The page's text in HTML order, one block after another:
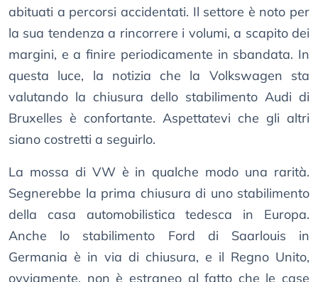
abituati a percorsi accidentati. Il settore è noto per
la sua tendenza a rincorrere i volumi, a scapito dei
margini, e a finire periodicamente in sbandata. In
questa luce, la notizia che la Volkswagen sta
valutando la chiusura dello stabilimento Audi di
Bruxelles è confortante. Aspettatevi che gli altri
siano costretti a seguirlo.
La mossa di VW è in qualche modo una rarità.
Segnerebbe la prima chiusura di uno stabilimento
della casa automobilistica tedesca in Europa.
Anche lo stabilimento Ford di Saarlouis in
Germania è in via di chiusura, e il Regno Unito,
ovviamente, non è estraneo al fatto che le case